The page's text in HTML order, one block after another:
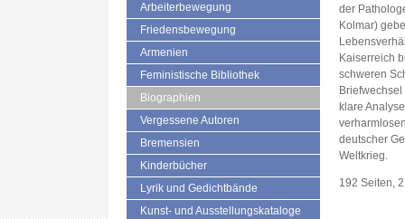
Arbeiterbewegung
Friedensbewegung
Armenien
Feministische Bibliothek
Biographien
Vergessene Autoren
Bremensien
Kinderbücher
Lyrik und Gedichtbände
Kunst- und Ausstellungskataloge
der
Kolmar)
Kaiserreich
schweren
klare
deutscher
Weltkrieg.
192 Seiten,